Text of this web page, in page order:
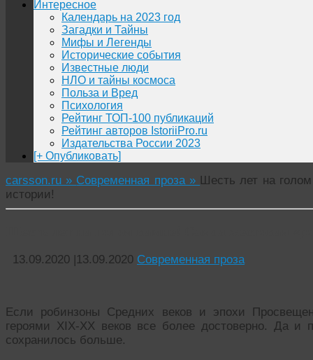
Интересное
Календарь на 2023 год
Загадки и Тайны
Мифы и Легенды
Исторические события
Известные люди
НЛО и тайны космоса
Польза и Вред
Психология
Рейтинг ТОП-100 публикаций
Рейтинг авторов IstoriiPro.ru
Издательства России 2023
[+ Опубликовать]
carsson.ru » Современная проза » Шесть лет на
истории!
13.09.2020 |13.09.2020 Современная проза
Если робинзоны Средних веков и эпохи
героями XIX-ХХ веков все более достоверно. Да и
сохранилось больше.